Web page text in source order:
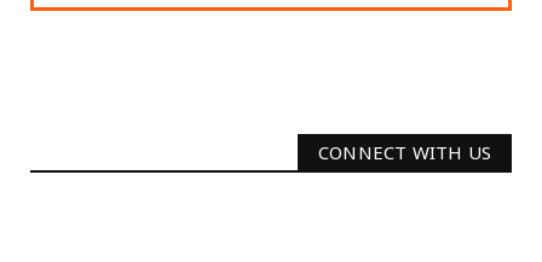
CONNECT WITH US